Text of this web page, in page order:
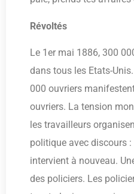
Révoltés
Le 1er mai 1886, 300
dans tous les Etats-
000 ouvriers
ouvriers. La tension
les travailleurs
politique avec discours :
intervient à nouveau.
des policiers. Les